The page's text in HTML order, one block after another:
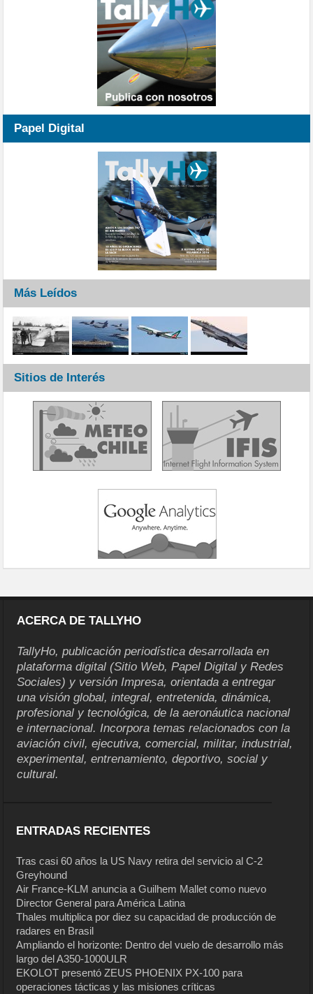
Papel Digital
Más Leídos
Sitios de Interés
ACERCA DE TALLYHO
TallyHo, publicación periodística desarrollada en
plataforma digital (Sitio Web, Papel Digital y Redes
Sociales) y versión Impresa, orientada a entregar
una visión global, integral, entretenida, dinámica,
profesional y tecnológica, de la aeronáutica nacional
e internacional. Incorpora temas relacionados con la
aviación civil, ejecutiva, comercial, militar, industrial,
experimental, entrenamiento, deportivo, social y
cultural.
ENTRADAS RECIENTES
Tras casi 60 años la US Navy retira del servicio al C-2
Greyhound
Air France-KLM anuncia a Guilhem Mallet como nuevo
Director General para América Latina
Thales multiplica por diez su capacidad de producción de
radares en Brasil
Ampliando el horizonte: Dentro del vuelo de desarrollo más
largo del A350-1000ULR
EKOLOT presentó ZEUS PHOENIX PX-100 para
operaciones tácticas y las misiones críticas